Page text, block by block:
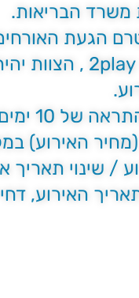
משרד הבריאות.